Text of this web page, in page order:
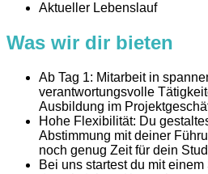
Aktueller Lebenslauf
Was wir dir bieten
Ab Tag 1: Mitarbeit in
verantwortungsvolle
Ausbildung im
Hohe Flexibilität: Du
Abstimmung mit deiner
noch genug Zeit für dein
Bei uns startest du mit